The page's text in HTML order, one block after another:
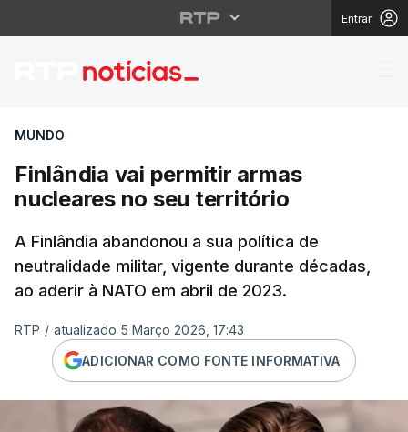
Entrar
Finlândia vai permitir
MUNDO
Finlândia vai permitir armas
nucleares no seu território
A Finlândia abandonou a sua política de
neutralidade militar, vigente durante décadas,
ao aderir à NATO em abril de 2023.
RTP / atualizado 5 Março 2026, 17:43
ADICIONAR COMO FONTE INFORMATIVA